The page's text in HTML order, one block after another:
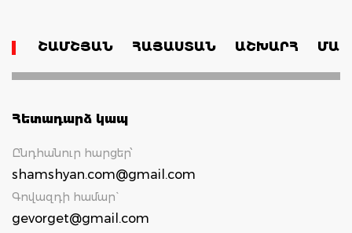
ՇԱՄՇՅԱՆ ՀԱՅԱՍՏԱՆ ԱՇԽԱՐՀ
Հետադարձ կապ
Ընդհանուր հարցեր՝
shamshyan.com@gmail.com
Գովազդի համար`
gevorget@gmail.com